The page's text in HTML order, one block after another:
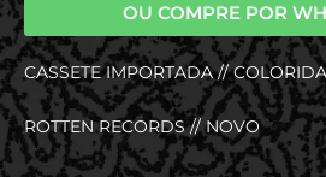
OU COMPRE POR
CASSETE IMPORTADA // COLORIDA
ROTTEN RECORDS // NOVO